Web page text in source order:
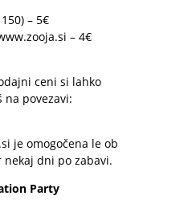
– 5€
– 4€
ceni si lahko
na povezavi:
je omogočena le ob
dni po zabavi.
Party